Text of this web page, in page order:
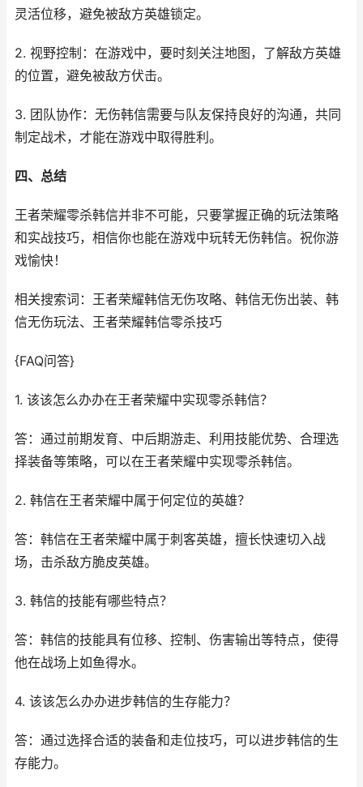
灵活位移，避免被敌方英雄锁定。
2. 视野控制：在游戏中，要时刻关注地图，了解敌方英雄
的位置，避免被敌方伏击。
3. 团队协作：无伤韩信需要与队友保持良好的沟通，共同
制定战术，才能在游戏中取得胜利。
四、总结
王者荣耀零杀韩信并非不可能，只要掌握正确的玩法策略
和实战技巧，相信你也能在游戏中玩转无伤韩信。祝你游
戏愉快！
相关搜索词：王者荣耀韩信无伤攻略、韩信无伤出装、韩
信无伤玩法、王者荣耀韩信零杀技巧
{FAQ问答}
1. 该该怎么办办在王者荣耀中实现零杀韩信？
答：通过前期发育、中后期游走、利用技能优势、合理选
择装备等策略，可以在王者荣耀中实现零杀韩信。
2. 韩信在王者荣耀中属于何定位的英雄？
答：韩信在王者荣耀中属于刺客英雄，擅长快速切入战
场，击杀敌方脆皮英雄。
3. 韩信的技能有哪些特点？
答：韩信的技能具有位移、控制、伤害输出等特点，使得
他在战场上如鱼得水。
4. 该该怎么办办进步韩信的生存能力？
答：通过选择合适的装备和走位技巧，可以进步韩信的生
存能力。